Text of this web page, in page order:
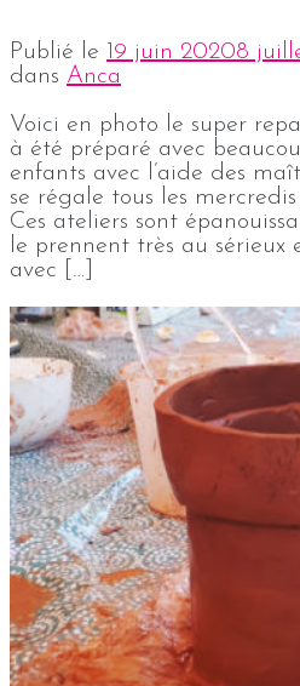
Publié le 19 juin 20208
dans Anca
Voici en photo le super
à été préparé avec
enfants avec l’aide des
se régale tous les
Ces ateliers sont
le prennent très au sérieux
avec […]